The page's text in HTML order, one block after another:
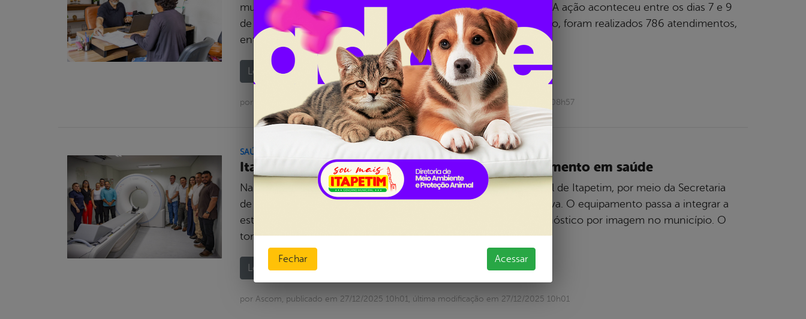
mutirão “SOU MAIS SAÚDE”, em alusão ao Dia Mundial da Saúde. A ação aconteceu entre os dias 7 e 9
de abril e ofereceu atendimentos intensivos à população. Ao todo, foram realizados 786 atendimentos,
entre consultas e exames, contribuindo
Leia mais...
por Ascom, publicado em 14/04/2026 08h57, última modificação em 14/04/2026 08h57
SAÚDE
Itapetim inaugura tomógrafo e fortalece o atendimento em saúde
Na tarde desta sexta-feira, 26 de dezembro, o Governo Municipal de Itapetim, por meio da Secretaria
de Saúde, inaugurou o tomógrafo do Hospital Municipal Maria Silva. O equipamento passa a integrar a
estrutura da unidade hospitalar, ampliando a capacidade de diagnóstico por imagem no município. O
tomógrafo foi adquirido durante a gestão do ex-prefeito Adelmo,
Leia mais...
por Ascom, publicado em 27/12/2025 10h01, última modificação em 27/12/2025 10h01
Fechar Acessar